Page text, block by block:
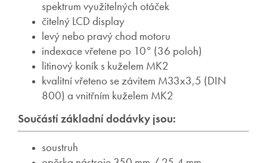
spektrum využitelných otáček
čitelný LCD display
levý nebo pravý chod motoru
indexace vřetene po 10° (36 poloh)
litinový koník s kuželem MK2
kvalitní vřeteno se závitem M33x3,5 (DIN
800) a vnitřním kuželem MK2
Součástí základní dodávky jsou:
soustruh